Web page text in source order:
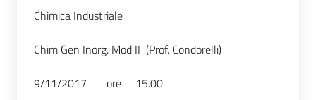
Chimica Industriale
Chim Gen Inorg. Mod II​ (Prof. Condorelli)
9/11/2017 ore 15.00